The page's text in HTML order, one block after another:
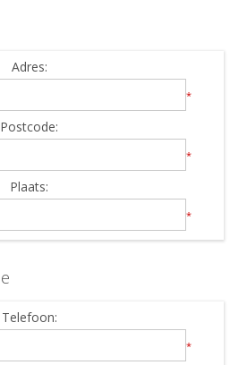
Adres:
*
Postcode:
*
Plaats:
*
Telefoon:
*